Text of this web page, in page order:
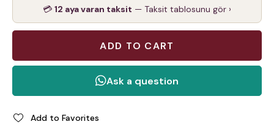
💳 12 aya varan taksit — Taksit tablosunu gör ›
Add to Favorites